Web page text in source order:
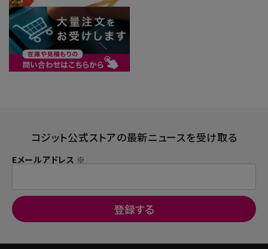
コジット公式ストアの最新ニュースを受け取る
Eメールアドレス ※